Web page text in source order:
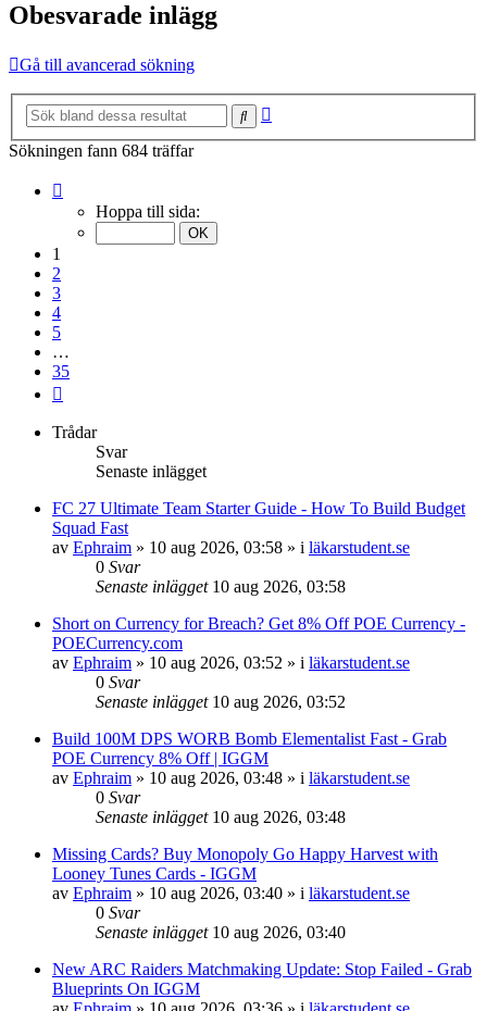
Obesvarade inlägg
Gå till avancerad sökning
Sök
Sökningen fann 684 träffar
Hoppa till sida:
1
2
3
4
5
…
35
Trådar
Svar
Senaste inlägget
FC 27 Ultimate Team Starter Guide - How To Build Budget
Squad Fast
av Ephraim » 10 aug 2026, 03:58 » i läkarstudent.se
0 Svar
Senaste inlägget 10 aug 2026, 03:58
Short on Currency for Breach? Get 8% Off POE Currency -
POECurrency.com
av Ephraim » 10 aug 2026, 03:52 » i läkarstudent.se
0 Svar
Senaste inlägget 10 aug 2026, 03:52
Build 100M DPS WORB Bomb Elementalist Fast - Grab
POE Currency 8% Off | IGGM
av Ephraim » 10 aug 2026, 03:48 » i läkarstudent.se
0 Svar
Senaste inlägget 10 aug 2026, 03:48
Missing Cards? Buy Monopoly Go Happy Harvest with
Looney Tunes Cards - IGGM
av Ephraim » 10 aug 2026, 03:40 » i läkarstudent.se
0 Svar
Senaste inlägget 10 aug 2026, 03:40
New ARC Raiders Matchmaking Update: Stop Failed - Grab
Blueprints On IGGM